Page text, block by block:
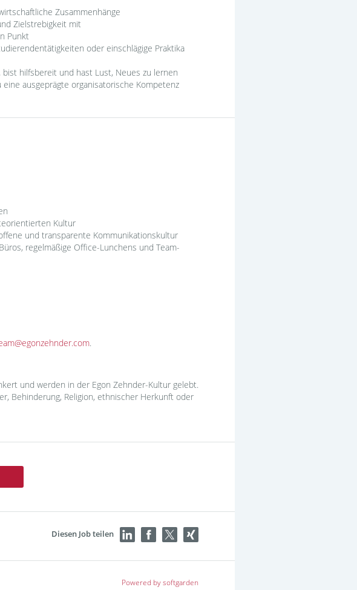
Zusammenhänge
Zielstrebigkeit mit
Punkt
oder einschlägige Praktika
hilfsbereit und hast Lust, Neues zu lernen
ausgeprägte organisatorische Kompetenz
Kultur
und transparente Kommunikationskultur
regelmäßige Office-Lunchens und Team-
.
und werden in der Egon Zehnder-Kultur gelebt.
Behinderung, Religion, ethnischer Herkunft oder
Diesen Job teilen
Powered by softgarden